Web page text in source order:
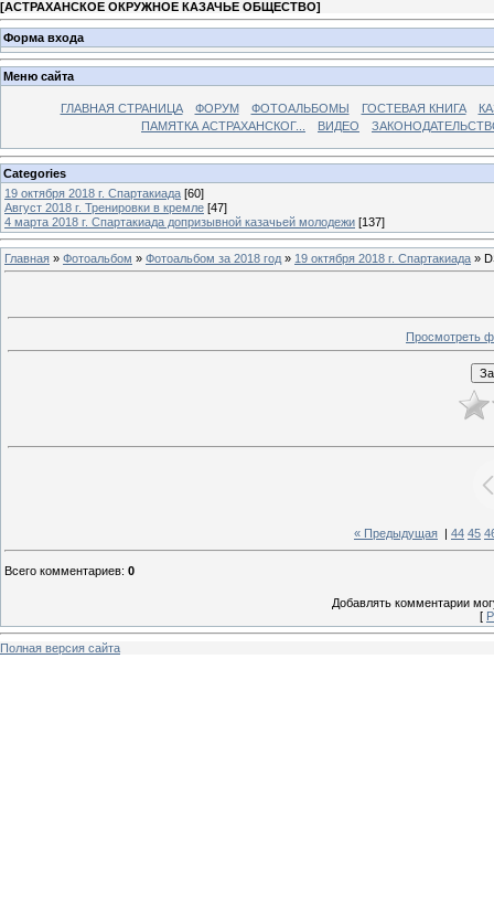
[АСТРАХАНСКОЕ ОКРУЖНОЕ КАЗАЧЬЕ ОБЩЕСТВО]
Форма входа
Меню сайта
ГЛАВНАЯ СТРАНИЦА ФОРУМ ФОТОАЛЬБОМЫ ГОСТЕВАЯ КНИГА
ПАМЯТКА АСТРАХАНСКОГ...
ВИДЕО
Categories
19 октября 2018 г. Спартакиада [60]
Август 2018 г. Тренировки в кремле [47]
4 марта 2018 г. Спартакиада допризывной казачьей молодежи [137]
Главная » Фотоальбом » Фотоальбом за 2018 год » 19 октября 2018 г. Спартакиада »
Просмотреть
« Предыдущая 44 45
Всего комментариев: 0
Добавлять комментарии
[
Полная версия сайта